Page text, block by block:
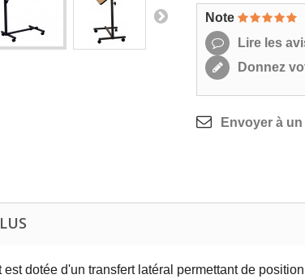
Note
Lire les
Donnez
Envoyer à un
est dotée d'un transfert latéral permettant de